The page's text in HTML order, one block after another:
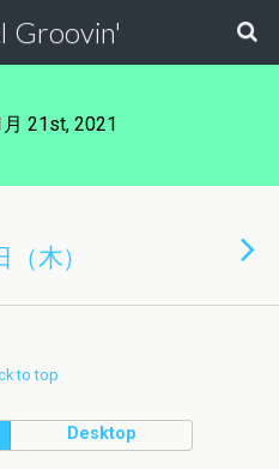
Groovin'
21st, 2021
木）
to top
Desktop